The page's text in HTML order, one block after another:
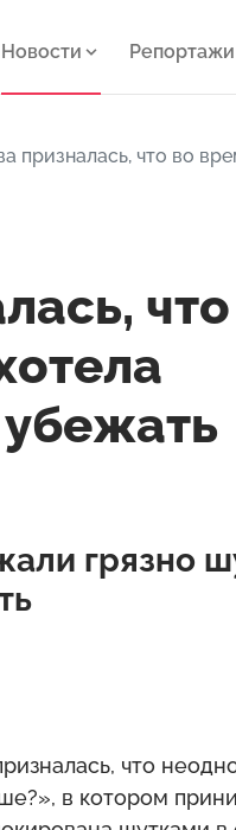
Новости Репортажи
призналась, что во
грязно
что
в котором